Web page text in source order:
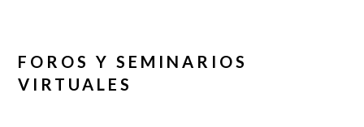
FOROS Y SEMINARIOS
VIRTUALES